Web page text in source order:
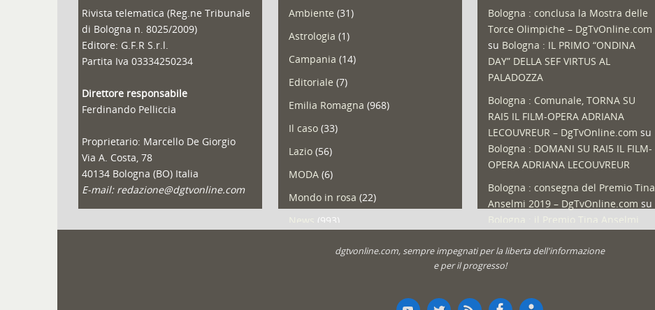
Rivista telematica (Reg.ne Tribunale
di Bologna n. 8025/2009)
Editore: G.F.R S.r.l.
Partita Iva 03334250234
Direttore responsabile
Ferdinando Pelliccia
Proprietario: Marcello De Giorgio
Via A. Costa, 78
40134 Bologna (BO) Italia
E-mail: redazione@dgtvonline.com
Ambiente (31)
Astrologia (1)
Campania (14)
Editoriale (7)
Emilia Romagna (968)
Il caso(33)
Lazio(56)
MODA(6)
Mondo in rosa (22)
(993)
Bologna : conclusa la Mostra delle
Torce Olimpiche – DgTvOnline.com
su Bologna : IL PRIMO “ONDINA
DAY” DELLA SEF VIRTUS AL
PALADOZZA
Bologna : Comunale, TORNA SU
RAI5 IL FILM-OPERA ADRIANA
LECOUVREUR – DgTvOnline.com su
Bologna : DOMANI SU RAI5 IL FILM-
OPERA ADRIANA LECOUVREUR
Bologna : consegna del Premio Tina
Anselmi 2019 – DgTvOnline.com su
Sovraindebitamento
dgtvonline.com, sempre impegnati per la liberta dell'informazione
e per il progresso!